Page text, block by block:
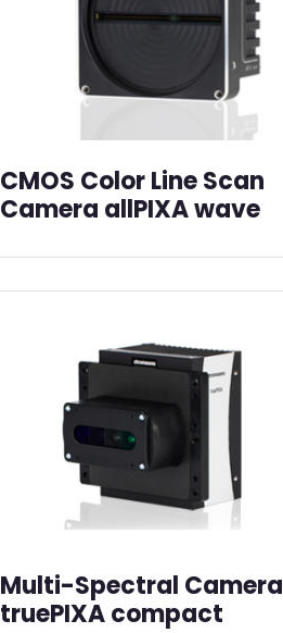
CMOS Color Line Scan
Camera allPIXA wave
Multi-Spectral Camera
truePIXA compact